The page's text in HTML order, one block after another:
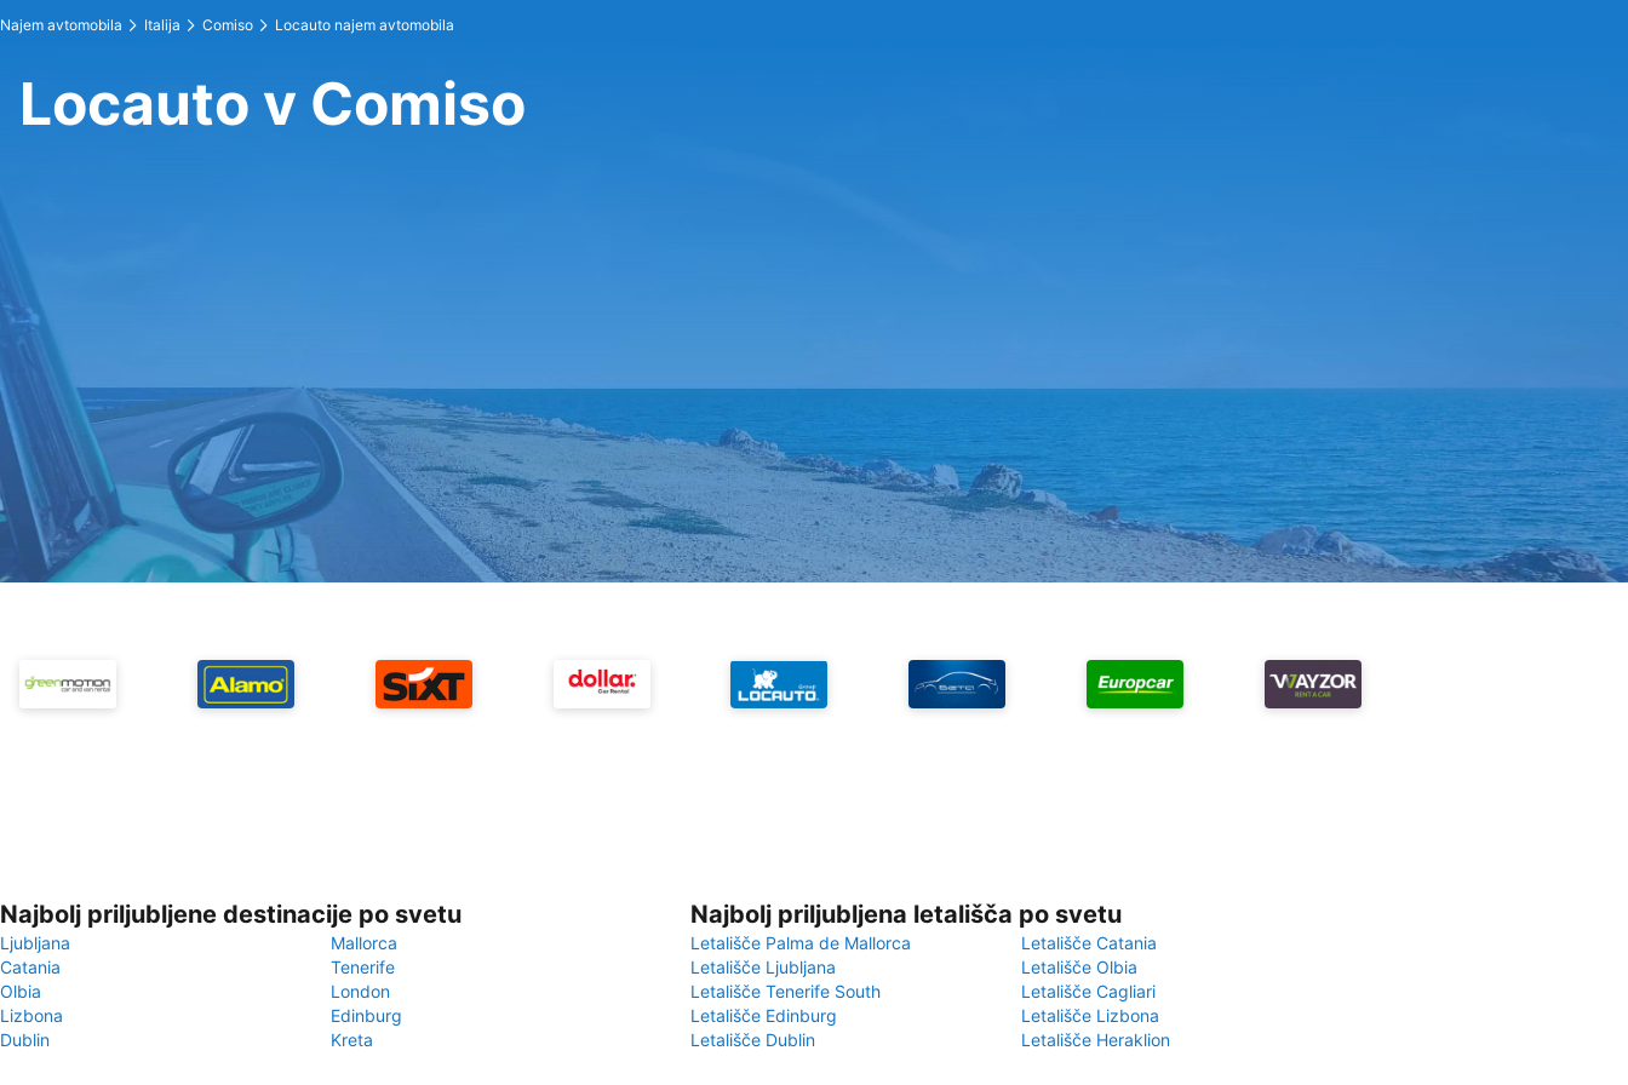
Najem avtomobila Italija Comiso Locauto najem avtomobila
Locauto v Comiso
Najbolj priljubljene destinacije po svetu
Ljubljana
Mallorca
Catania
Tenerife
Olbia
London
Lizbona
Edinburg
Dublin
Kreta
Najbolj priljubljena letališča po svetu
Letališče Palma de Mallorca
Letališče Catania
Letališče Ljubljana
Letališče Olbia
Letališče Tenerife South
Letališče Cagliari
Letališče Edinburg
Letališče Lizbona
Letališče Dublin
Letališče Heraklion